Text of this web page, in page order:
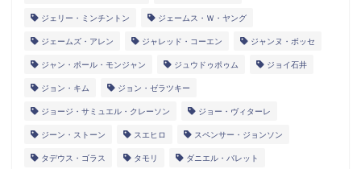
ジェリー・ミンチントン ジェームス・Ｗ・ヤング
ジェームズ・アレン ジャレッド・コーエン ジャンヌ・ボッセ
ジャン・ポール・モンジャン ジュウドゥポゥム ジョイ石井
ジョン・キム ジョン・ゼラツキー
ジョージ・サミュエル・クレーソン ジョー・ヴィターレ
ジーン・ストーン スエヒロ スペンサー・ジョンソン
タデウス・ゴラス タモリ ダニエル・バレット